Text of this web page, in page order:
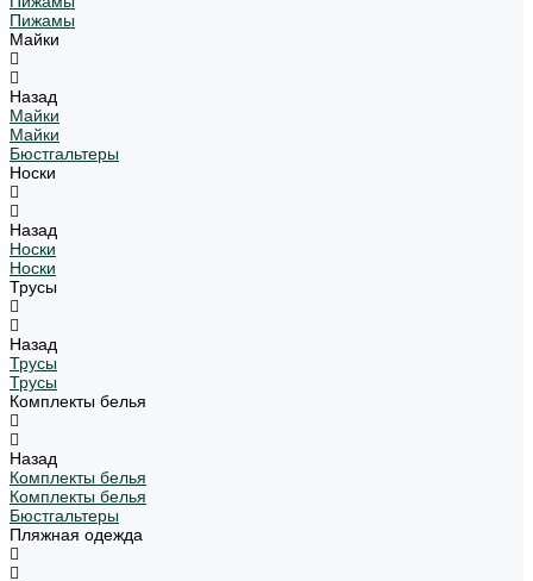
Пижамы
Майки
Назад
Майки
Майки
Бюстгальтеры
Носки
Назад
Носки
Носки
Трусы
Назад
Трусы
Трусы
Комплекты белья
Назад
Комплекты белья
Комплекты белья
Бюстгальтеры
Пляжная одежда